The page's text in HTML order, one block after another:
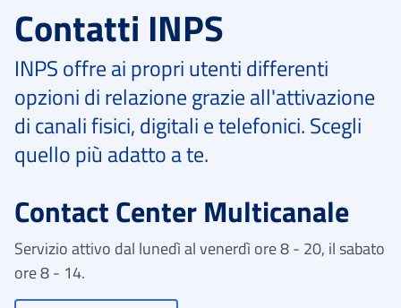
Contatti INPS
INPS offre ai propri utenti differenti
opzioni di relazione grazie all'attivazione
di canali fisici, digitali e telefonici. Scegli
quello più adatto a te.
Contact Center Multicanale
Servizio attivo dal lunedì al venerdì ore 8 - 20, il sabato
ore 8 - 14.